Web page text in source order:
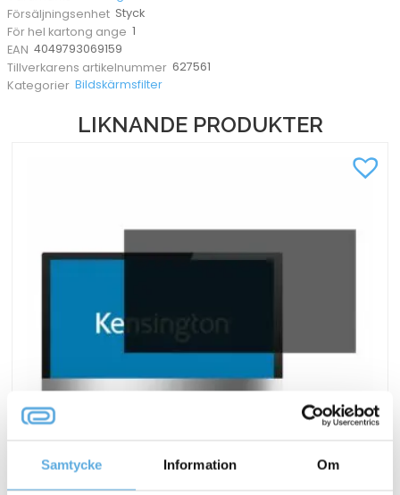
Samtycke Information Om
Försäljningsenhet Styck
För hel kartong ange 1
EAN 4049793069159
Tillverkarens artikelnummer 627561
Kategorier Bildskärmsfilter
LIKNANDE PRODUKTER